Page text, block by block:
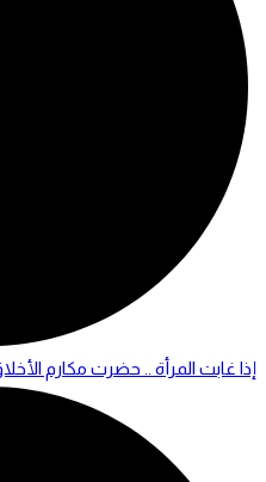
إذا غابت المرأة .. حضرت مكارم الأخلاق